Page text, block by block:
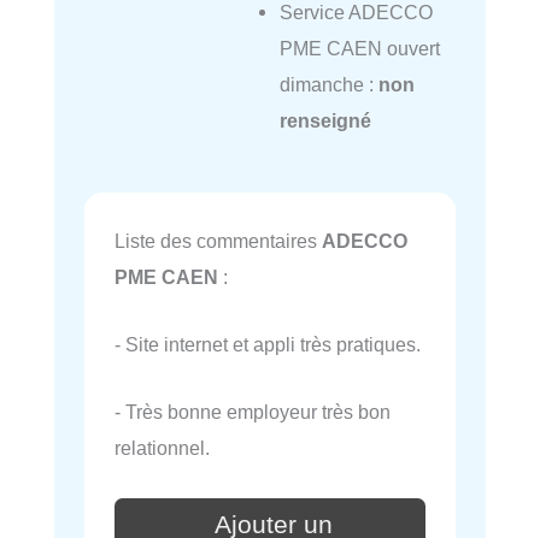
Service ADECCO
PME CAEN ouvert
dimanche : non
renseigné
Liste des commentaires ADECCO
PME CAEN :
- Site internet et appli très pratiques.
- Très bonne employeur très bon
relationnel.
Ajouter un